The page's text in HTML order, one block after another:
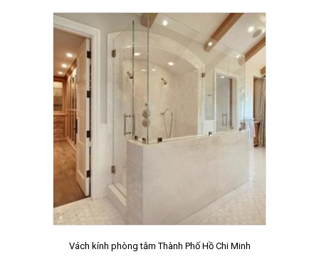
Vách kính phòng tắm Thành Phố Hồ Chi Minh